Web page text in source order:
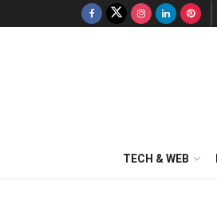
TECH & WEB